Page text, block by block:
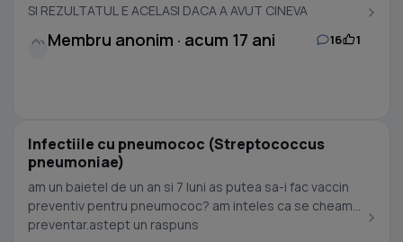
SI REZULTATUL E ACELASI DACA A AVUT CINEVA
Membru anonim · acum 17 ani 16 1
Infectiile cu pneumococ (Streptococcus
pneumoniae)
am un baietel de un an si 7 luni as putea sa-i fac vaccin
preventiv pentru pneumococ? am inteles ca se cheama
preventar.astept un raspuns